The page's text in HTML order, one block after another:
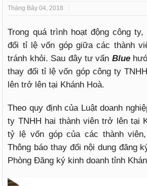
Tháng Bảy 04, 2018
Trong quá trình hoạt động công
đổi tỉ lệ vốn góp giữa các thành
tránh khỏi. Sau đây tư vấn Blue
thay đổi tỉ lệ vốn góp công ty
lên trở lên tại Khánh Hoà.
Theo quy định của Luật doanh
ty TNHH hai thành viên trở lên tại
tỷ lệ vốn góp của các thành
Thông báo thay đổi nội dung đăng
Phòng Đăng ký kinh doanh tỉnh